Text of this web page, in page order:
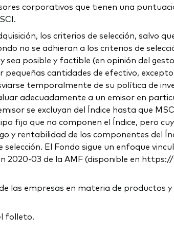
corporativos que tienen una
los criterios de selección, salvo
no se adhieran a los criterios de
posible y factible (en opinión del
cantidades de efectivo,
temporalmente de su política de
adecuadamente a un emisor en
se excluyan del Índice hasta que
fijo que no componen el Índice, pero
y rentabilidad de los componentes del
El Fondo sigue un enfoque
2020-03 de la AMF (disponible en
las empresas en materia de productos
folleto.